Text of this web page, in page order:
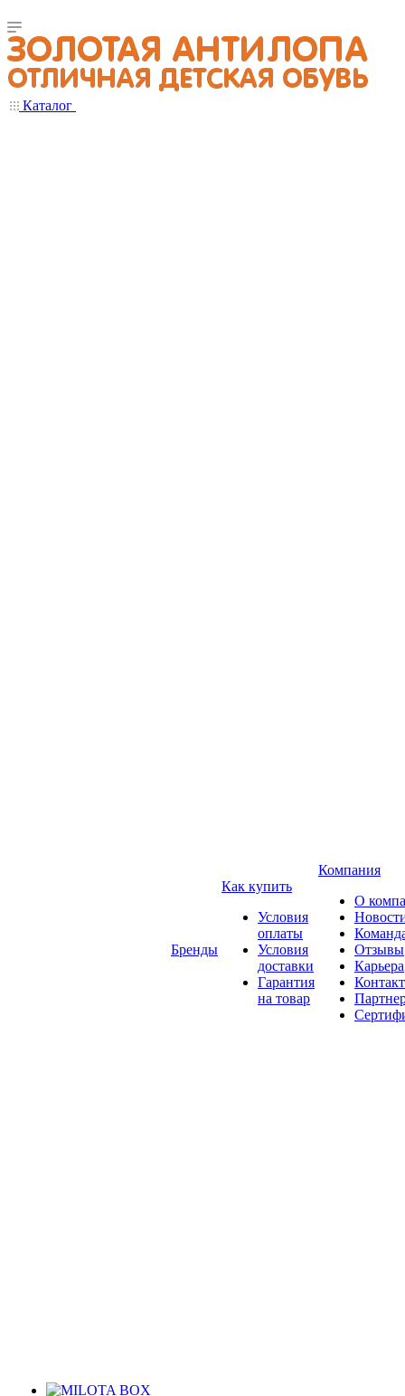
Каталог
Бренды
Как купить
Условия
оплаты
Условия
доставки
Гарантия
на товар
Компания
О
Отзывы
Карьера